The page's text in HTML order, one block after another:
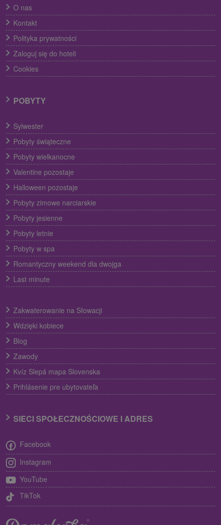
O nas
Kontakt
Polityka prywatności
Zaloguj się do hoteli
Cookies
POBYTY
Sylwester
Pobyty świąteczne
Pobyty wielkanocne
Valentine pozostaje
Halloween pozostaje
Pobyty zimowe narciarskie
Pobyty jesienne
Pobyty letnie
Pobyty w spa
Romantyczny weekend dla dwojga
Last minute
Zakwaterowanie na Słowacji
Wdzięki kobiece
Blog
Zawody
Kvíz Slepá mapa Slovenska
Prihlásenie pre ubytovateľa
SIECI SPOŁECZNOŚCIOWE I ADRES
Facebook
Instagram
YouTube
TikTok